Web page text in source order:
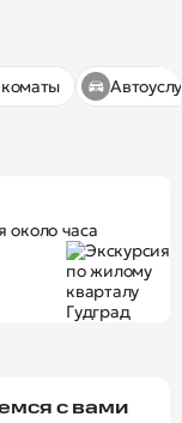
около часа
с вами